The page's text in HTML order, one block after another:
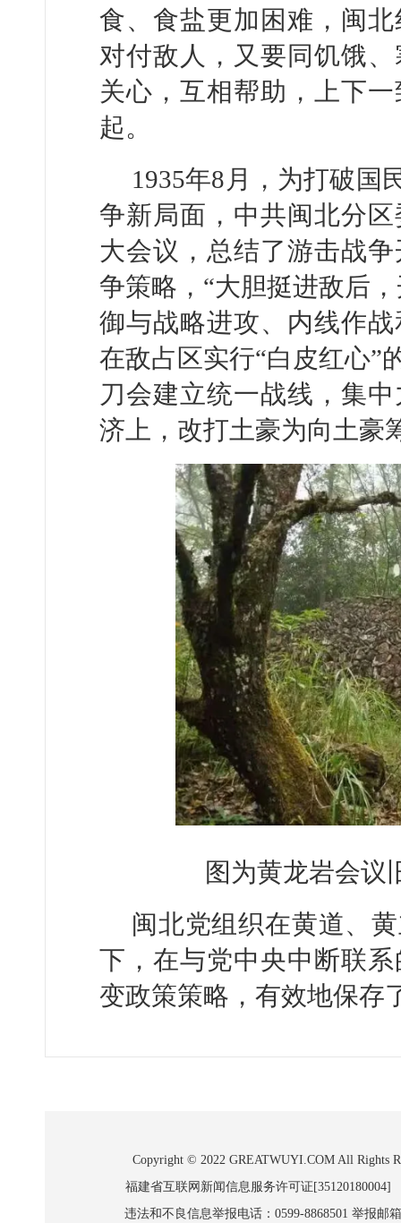
食、食盐更加困难，闽
对付敌人，又要同饥饿
关心，互相帮助，上下
起。
1935年8月，为打破国
争新局面，中共闽北分
大会议，总结了游击战
争策略，“大胆挺进敌后
御与战略进攻、内线作
在敌占区实行“白皮红心”
刀会建立统一战线，集
济上，改打土豪为向土豪
图为黄龙岩会议
闽北党组织在黄道、
下，在与党中央中断联
变政策策略，有效地保存
Copyright © 2022 GREATWUYI.COM All Rights
福建省互联网新闻信息服务许可证
违法和不良信息举报电话：0599-8868501 举报邮